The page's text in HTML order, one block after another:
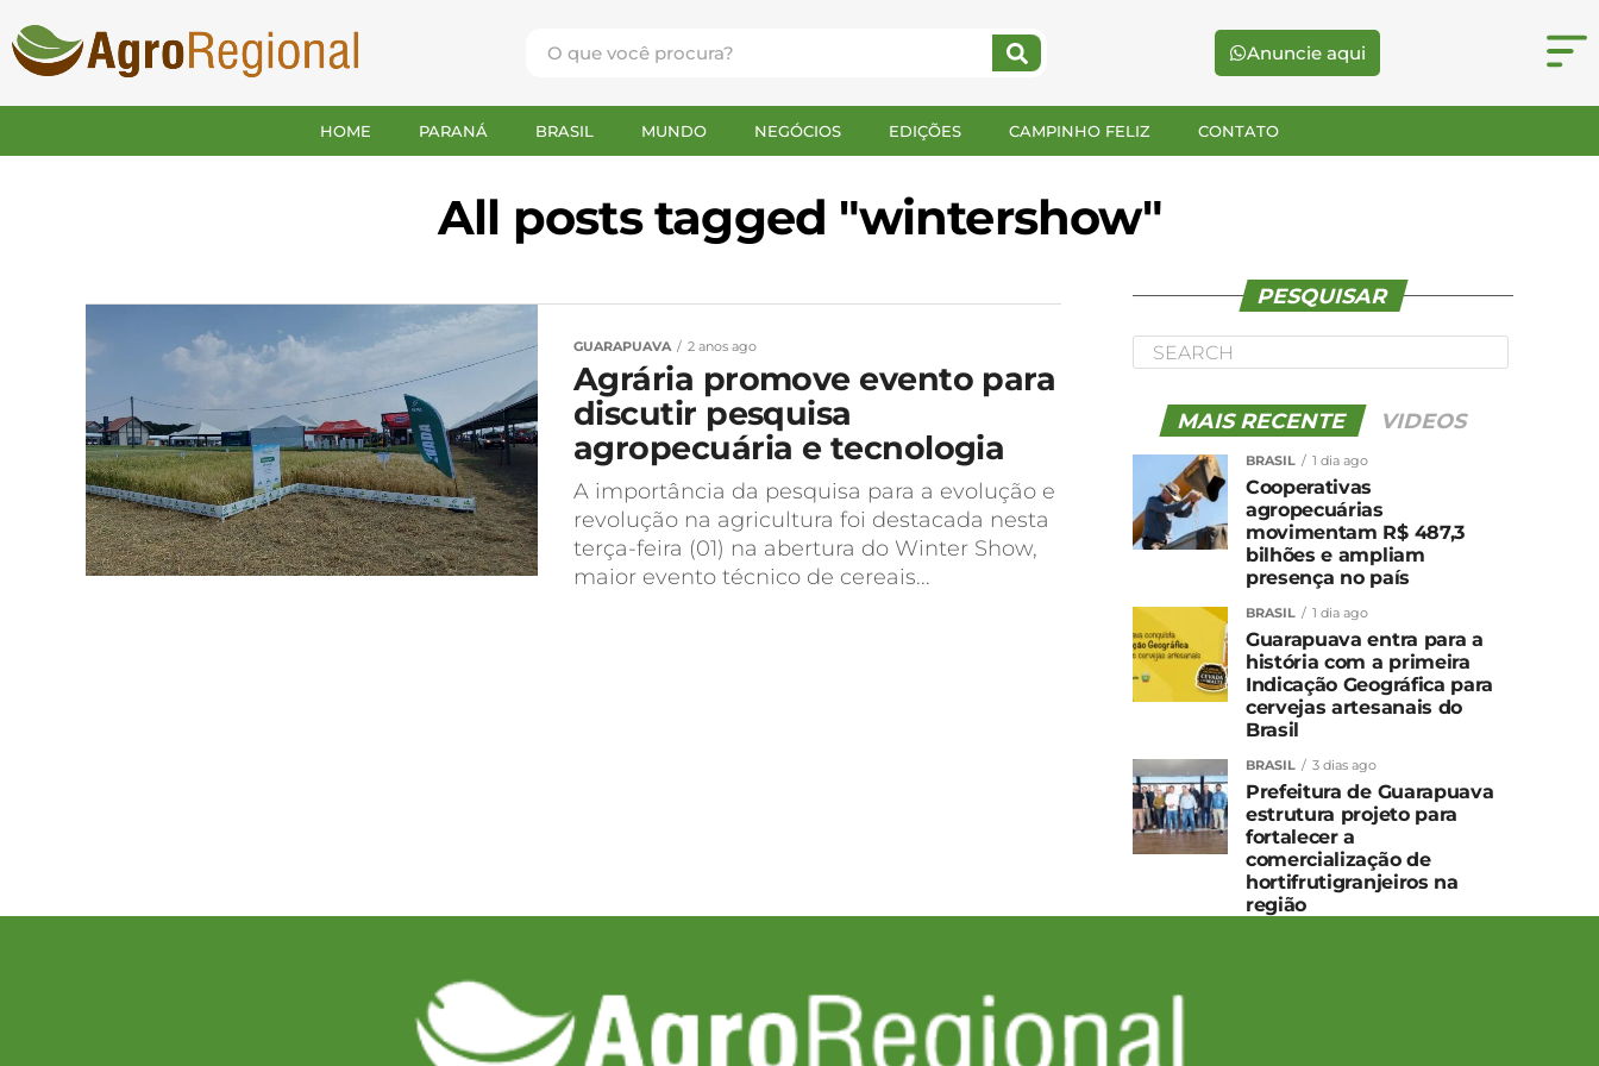
Anuncie aqui
HOME PARANÁ BRASIL MUNDO NEGÓCIOS EDIÇÕES CAMPINHO FELIZ CONTATO
All posts tagged "wintershow"
GUARAPUAVA 2 anos ago
Agrária promove evento para
discutir pesquisa
agropecuária e tecnologia
A importância da pesquisa para a evolução e
revolução na agricultura foi destacada nesta
terça-feira (01) na abertura do Winter Show,
maior evento técnico de cereais...
PESQUISAR
MAIS RECENTE VIDEOS
BRASIL 1 dia ago
Cooperativas
agropecuárias
movimentam R$ 487,3
bilhões e ampliam
presença no país
BRASIL 1 dia ago
Guarapuava entra para a
história com a primeira
Indicação Geográfica para
cervejas artesanais do
Brasil
BRASIL 3 dias ago
Prefeitura de Guarapuava
estrutura projeto para
fortalecer a
comercialização de
hortifrutigranjeiros na
região